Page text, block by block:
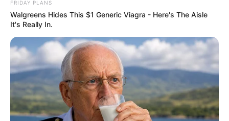
BRAINBERRIES
FRIDAY PLANS
Walgreens Hides This $1 Generic Viagra - Here's The Aisle
It's Really In.